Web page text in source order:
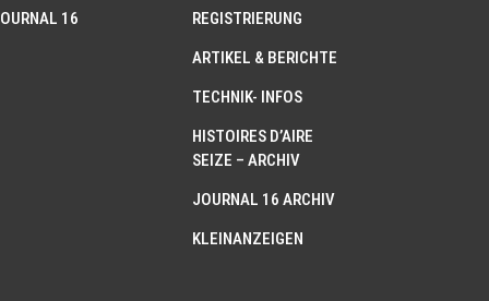
16
REGISTRIERUNG
ARTIKEL & BERICHTE
TECHNIK- INFOS
HISTOIRES D’AIRE
SEIZE – ARCHIV
JOURNAL 16 ARCHIV
KLEINANZEIGEN